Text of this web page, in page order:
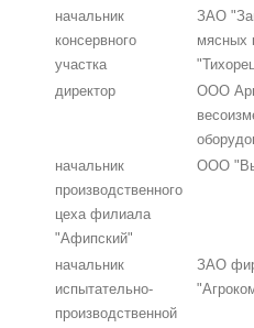
начальник
консервного
участка
ЗАО
мясных
директор
ООО
начальник
производственного
цеха филиала
"Афипский"
ООО
начальник
испытательно-
производственной
ЗАО